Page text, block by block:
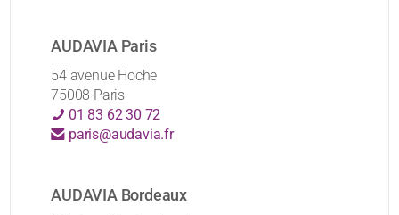
AUDAVIA Paris
54 avenue Hoche
75008 Paris
01 83 62 30 72
paris@audavia.fr
AUDAVIA Bordeaux